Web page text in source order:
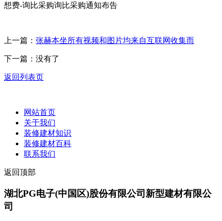
想费-询比采购询比采购通知布告
上一篇： 张赫本坐所有视频和图片均来自互联网收集而
下一篇：没有了
返回列表页
网站首页
关于我们
装修建材知识
装修建材百科
联系我们
返回顶部
湖北PG电子(中国区)股份有限公司新型建材有限公
司